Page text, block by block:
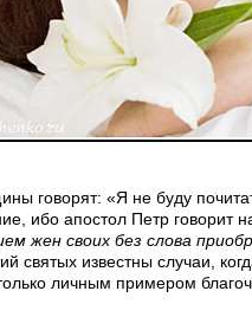
говорят: «Я не буду
ибо апостол Петр говорит
жен своих без слова
святых известны случаи,
личным примером